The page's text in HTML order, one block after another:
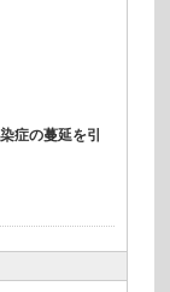
症の蔓延を引